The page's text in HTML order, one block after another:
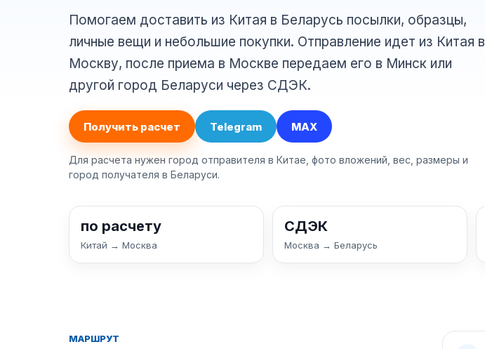
Помогаем доставить из Китая в Беларусь посылки, образцы,
личные вещи и небольшие покупки. Отправление идет из Китая в
Москву, после приема в Москве передаем его в Минск или
другой город Беларуси через СДЭК.
Получить расчет Telegram MAX
Для расчета нужен город отправителя в Китае, фото вложений, вес, размеры и
город получателя в Беларуси.
по расчету
Китай → Москва
СДЭК
Москва → Беларусь
МАРШРУТ